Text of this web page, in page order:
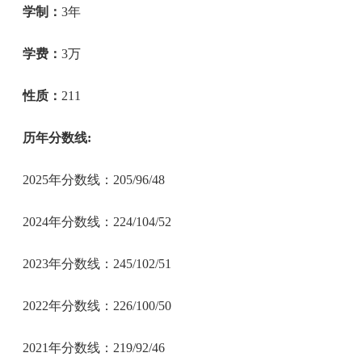
学制：3年
学费：3万
性质： 211
历年分数线:
2025年分数线：205/96/48
2024年分数线：224/104/52
2023年分数线：245/102/51
2022年分数线：226/100/50
2021年分数线：219/92/46